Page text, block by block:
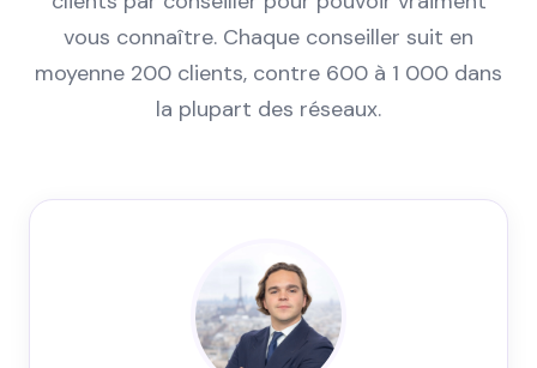
vous connaître. Chaque conseiller suit en
moyenne 200 clients, contre 600 à 1 000 dans
la plupart des réseaux.